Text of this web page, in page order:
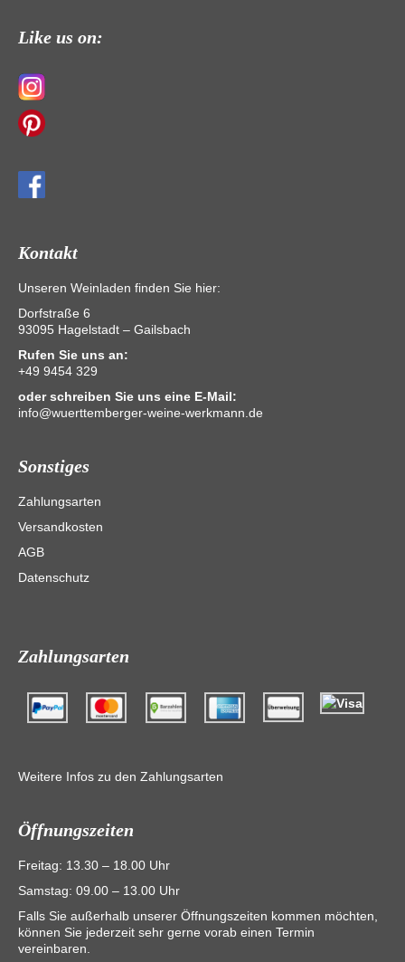
Like us on:
Kontakt
Unseren Weinladen finden Sie hier:
Dorfstraße 6
93095 Hagelstadt – Gailsbach
Rufen Sie uns an:
+49 9454 329
oder schreiben Sie uns eine E-Mail:
info@wuerttemberger-weine-werkmann.de
Sonstiges
Zahlungsarten
Versandkosten
AGB
Datenschutz
Zahlungsarten
Weitere Infos zu den Zahlungsarten
Öffnungszeiten
Freitag: 13.30 – 18.00 Uhr
Samstag: 09.00 – 13.00 Uhr
Falls Sie außerhalb unserer Öffnungszeiten kommen möchten,
können Sie jederzeit sehr gerne vorab einen Termin
vereinbaren.